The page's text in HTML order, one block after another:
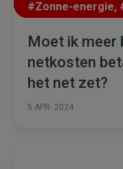
#Zonne-energie,
Moet ik
netkosten
het net zet?
5 APR. 2024